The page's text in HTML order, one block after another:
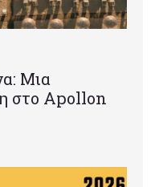
Μια
στο Apollon